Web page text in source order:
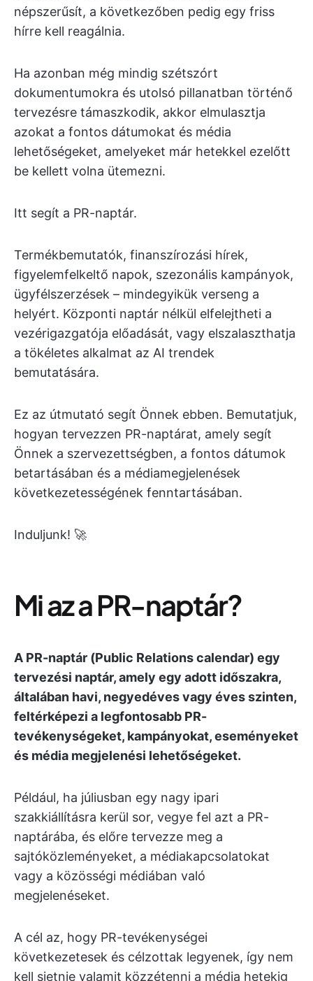
népszerűsít, a következőben pedig egy friss
hírre kell reagálnia.
Ha azonban még mindig szétszórt
dokumentumokra és utolsó pillanatban történő
tervezésre támaszkodik, akkor elmulasztja
azokat a fontos dátumokat és média
lehetőségeket, amelyeket már hetekkel ezelőtt
be kellett volna ütemezni.
Itt segít a PR-naptár.
Termékbemutatók, finanszírozási hírek,
figyelemfelkeltő napok, szezonális kampányok,
ügyfélszerzések – mindegyikük verseng a
helyért. Központi naptár nélkül elfelejtheti a
vezérigazgatója előadását, vagy elszalaszthatja
a tökéletes alkalmat az AI trendek
bemutatására.
Ez az útmutató segít Önnek ebben. Bemutatjuk,
hogyan tervezzen PR-naptárat, amely segít
Önnek a szervezettségben, a fontos dátumok
betartásában és a médiamegjelenések
következetességének fenntartásában.
Induljunk! 🚀
Mi az a PR-naptár?
A PR-naptár (Public Relations calendar) egy
tervezési naptár, amely egy adott időszakra,
általában havi, negyedéves vagy éves szinten,
feltérképezi a legfontosabb PR-
tevékenységeket, kampányokat, eseményeket
és média megjelenési lehetőségeket.
Például, ha júliusban egy nagy ipari
szakkiállításra kerül sor, vegye fel azt a PR-
naptárába, és előre tervezze meg a
sajtóközleményeket, a médiakapcsolatokat
vagy a közösségi médiában való
megjelenéseket.
A cél az, hogy PR-tevékenységei
következetesek és célzottak legyenek, így nem
kell sietnie valamit közzétenni a média hetekig